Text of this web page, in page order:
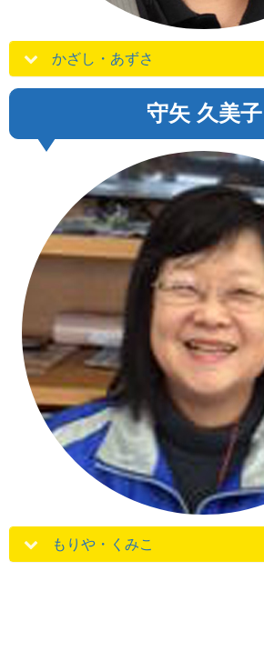
かざし・あずさ
守矢 久美子
もりや・くみこ